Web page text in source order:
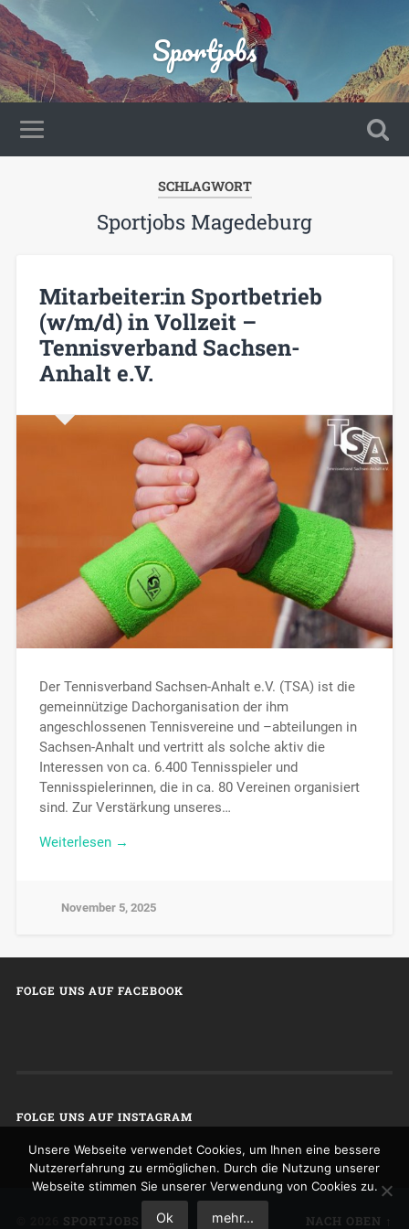
Sportjobs
SCHLAGWORT
Sportjobs Magedeburg
Mitarbeiter:in Sportbetrieb
(w/m/d) in Vollzeit –
Tennisverband Sachsen-
Anhalt e.V.
Der Tennisverband Sachsen-Anhalt e.V. (TSA) ist die
gemeinnützige Dachorganisation der ihm
angeschlossenen Tennisvereine und –abteilungen in
Sachsen-Anhalt und vertritt als solche aktiv die
Interessen von ca. 6.400 Tennisspieler und
Tennisspielerinnen, die in ca. 80 Vereinen organisiert
sind. Zur Verstärkung unseres…
Weiterlesen →
November 5, 2025
FOLGE UNS AUF FACEBOOK
FOLGE UNS AUF INSTAGRAM
SPORTJOBS NACH OBEN ↑
Unsere Webseite verwendet Cookies, um Ihnen eine bessere
Nutzererfahrung zu ermöglichen. Durch die Nutzung unserer
Webseite stimmen Sie unserer Verwendung von Cookies zu.
Ok mehr...